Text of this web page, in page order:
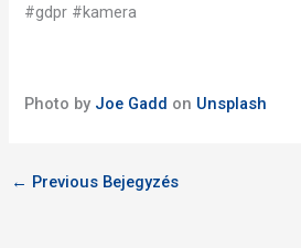
#gdpr #kamera
Photo by Joe Gadd on Unsplash
← Previous Bejegyzés